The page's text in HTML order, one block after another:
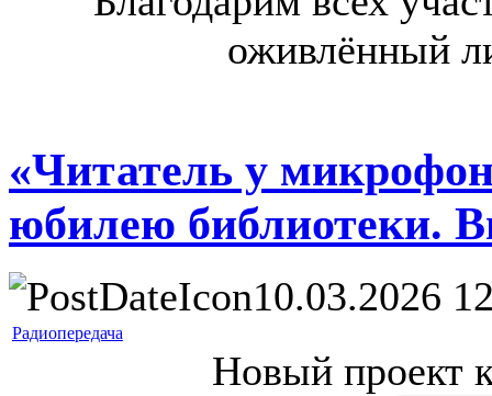
оживлённый
«Читатель у
юбилею библиотеки.
10.03.2026
Радиопередача
Новый проект